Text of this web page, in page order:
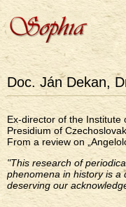
Doc. Ján Dekan,
Ex-director of the Institute
Presidium of
From a review on
"This research of
phenomena in history is a
deserving our